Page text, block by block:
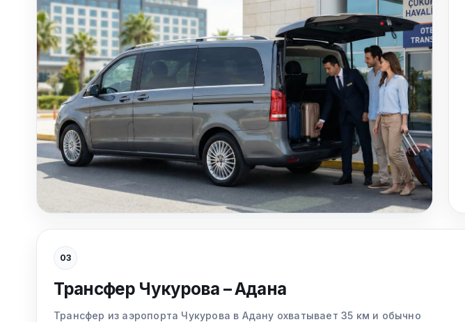
03
Трансфер Чукурова – Адана
Трансфер из аэропорта Чукурова в Адану охватывает 35 км и обычно